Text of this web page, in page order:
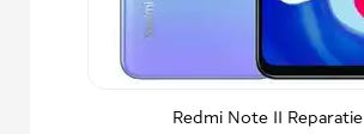
Redmi Note 11 Reparatie